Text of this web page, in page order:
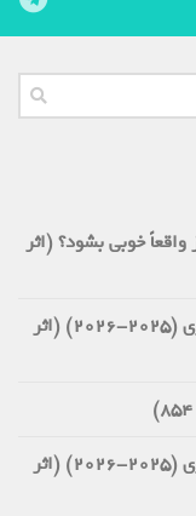
خوبی بشود؟ (اثر
قوانین تکنیکی فدراسیون جهانی شمشیربازی (2025-2026) (اثر
قوانین تکنیکی فدراسیون جهانی شمشیربازی (2025-2026) (اثر